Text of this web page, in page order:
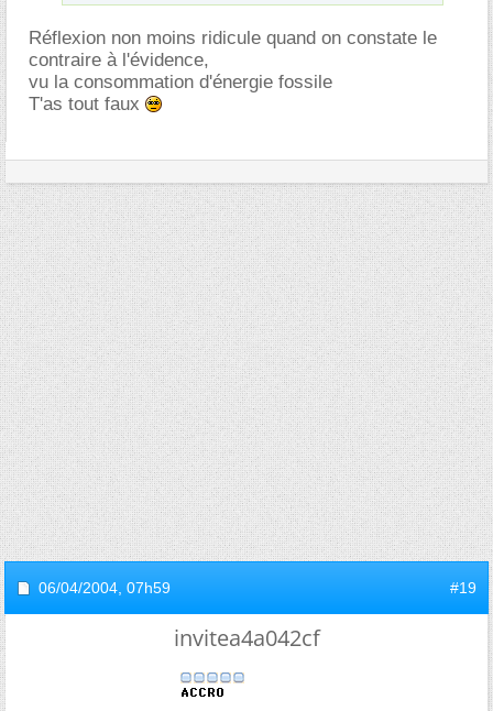
Réflexion non moins ridicule quand on constate le
contraire à l'évidence,
vu la consommation d'énergie fossile
T'as tout faux
06/04/2004, 07h59 #19
invitea4a042cf